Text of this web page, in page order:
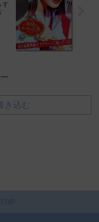
す
き込む